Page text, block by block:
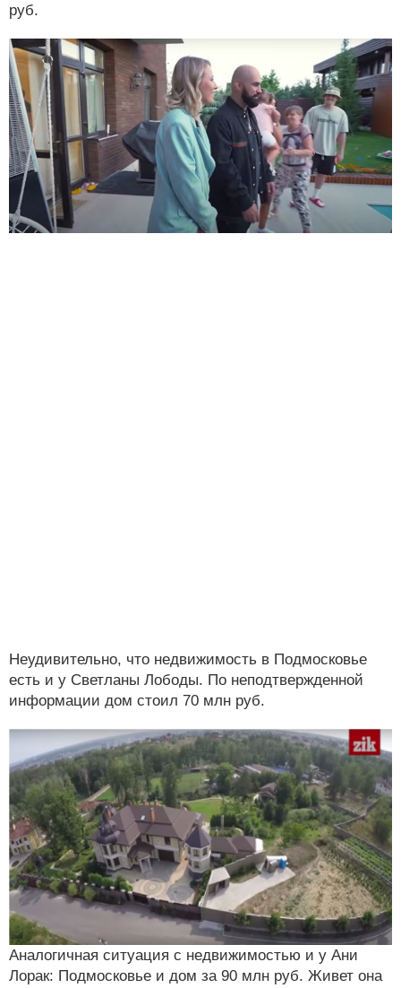
руб.
Неудивительно, что недвижимость в Подмосковье
есть и у Светланы Лободы. По неподтвержденной
информации дом стоил 70 млн руб.
Аналогичная ситуация с недвижимостью и у Ани
Лорак: Подмосковье и дом за 90 млн руб. Живет она